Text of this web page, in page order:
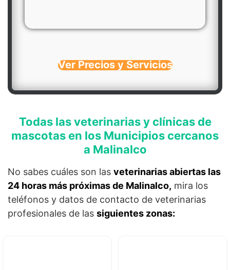
Ver Precios y Servicios
Todas las veterinarias y clínicas de
mascotas en los Municipios cercanos
a Malinalco
No sabes cuáles son las veterinarias abiertas las
24 horas más próximas de Malinalco, mira los
teléfonos y datos de contacto de veterinarias
profesionales de las siguientes zonas: